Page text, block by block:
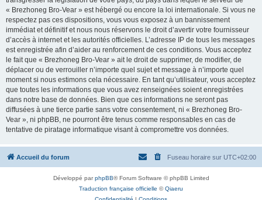
« Brezhoneg Bro-Vear » est hébergé ou encore la loi internationale. Si vous ne
respectez pas ces dispositions, vous vous exposez à un bannissement
immédiat et définitif et nous nous réservons le droit d’avertir votre fournisseur
d’accès à internet et les autorités officielles. L’adresse IP de tous les messages
est enregistrée afin d’aider au renforcement de ces conditions. Vous acceptez
le fait que « Brezhoneg Bro-Vear » ait le droit de supprimer, de modifier, de
déplacer ou de verrouiller n’importe quel sujet et message à n’importe quel
moment si nous estimons cela nécessaire. En tant qu’utilisateur, vous acceptez
que toutes les informations que vous avez renseignées soient enregistrées
dans notre base de données. Bien que ces informations ne seront pas
diffusées à une tierce partie sans votre consentement, ni « Brezhoneg Bro-
Vear », ni phpBB, ne pourront être tenus comme responsables en cas de
tentative de piratage informatique visant à compromettre vos données.
Accueil du forum Fuseau horaire sur UTC+02:00
Développé parphpBB® Forum Software © phpBB Limited
Traduction française officielle ©Qiaeru